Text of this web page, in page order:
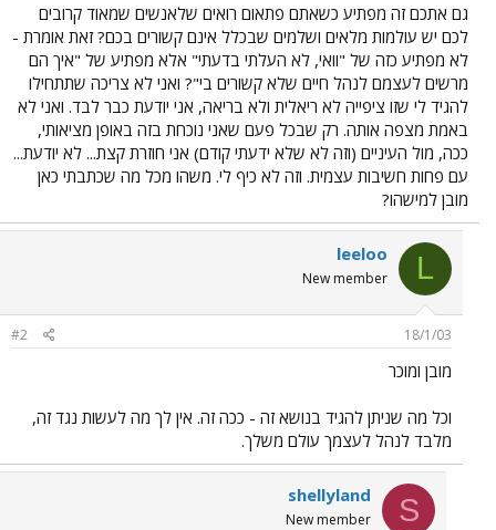
גם אתכם זה מפתיע כשאתם פתאום רואים שלאנשים שמאוד קרובים
לכם יש עולמות מלאים ושלמים שבכלל אינם קשורים בכם? זאת אומרת -
לא מפתיע כזה של "וואי, לא העלתי בדעתי" אלא מפתיע של "איך הם
מרשים לעצמם לנהל חיים שלא קשורים בי"? ואני לא צריכה שתתחילו
להגיד לי שזו ציפייה לא ריאלית ולא בריאה, אני יודעת כבר לבד. ואני לא
באמת מצפה אותה. רק שבכל פעם שאני נוכחת בזה באופן מציאותי,
ככה, מול העיניים (וזה לא שלא ידעתי קודם) אני חוזרת קצת... לא יודעת...
עם פחות חשיבות עצמית. וזה לא כיף לי. משהו מכל מה שכתבתי כאן
מובן למישהו?
L
leeloo
New member
18/1/03
#2
מובן ומוכר
וכל מה שניתן להגיד בנושא זה - ככה זה. אין לך מה לעשות נגד זה,
מלבד לנהל לעצמך עולם משלך.
S
shellyland
New member